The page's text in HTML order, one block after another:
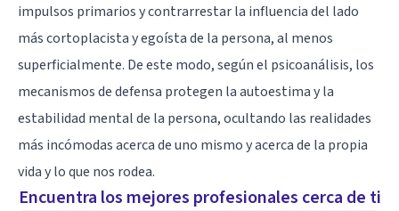
impulsos primarios y contrarrestar la influencia del lado
más cortoplacista y egoísta de la persona, al menos
superficialmente. De este modo, según el psicoanálisis, los
mecanismos de defensa protegen la autoestima y la
estabilidad mental de la persona, ocultando las realidades
más incómodas acerca de uno mismo y acerca de la propia
vida y lo que nos rodea.
Encuentra los mejores profesionales cerca de ti